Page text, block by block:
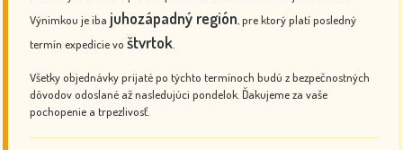
Výnimkou je iba juhozápadný región , pre ktorý platí posledný
termín expedície vo štvrtok
Všetky objednávky prijaté po týchto termínoch budú z bezpečnostných
dôvodov odoslané až nasledujúci pondelok. Ďakujeme za vaše
pochopenie a trpezlivosť.